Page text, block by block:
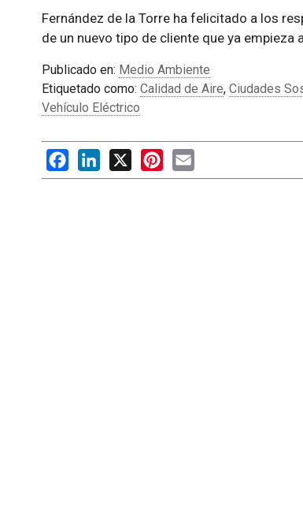
Fernández de la Torre ha felicitado a los
de un nuevo tipo de cliente que ya empieza
Publicado en: Medio Ambiente
Etiquetado como: Calidad de Aire, Ciudades
Vehículo Eléctrico
FacebookLinkedIn
X PinterestEmail